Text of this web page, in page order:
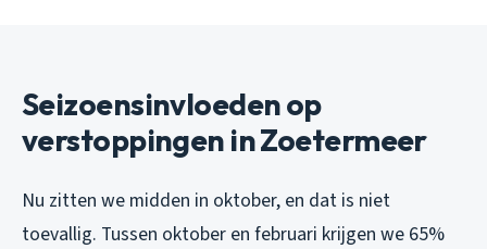
Seizoensinvloeden op
verstoppingen in Zoetermeer
Nu zitten we midden in oktober, en dat is niet
toevallig. Tussen oktober en februari krijgen we 65%